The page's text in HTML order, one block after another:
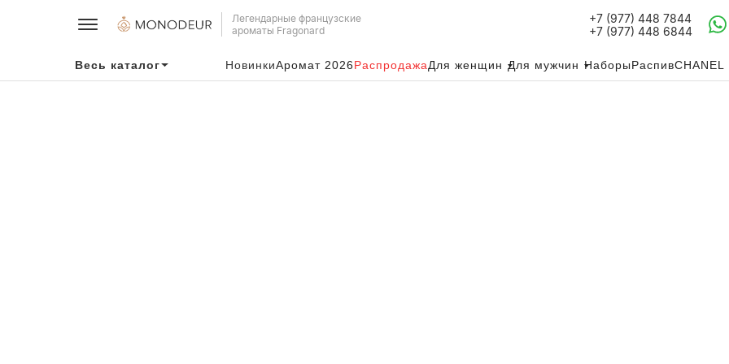
НовинкиАромат 2026РаспродажаДля женщин Для мужчин НаборыРаспивCHANEL
+7 (977) 448 7844
+7 (977) 448 6844
Весь каталог
Легендарные французские
ароматы Fragonard